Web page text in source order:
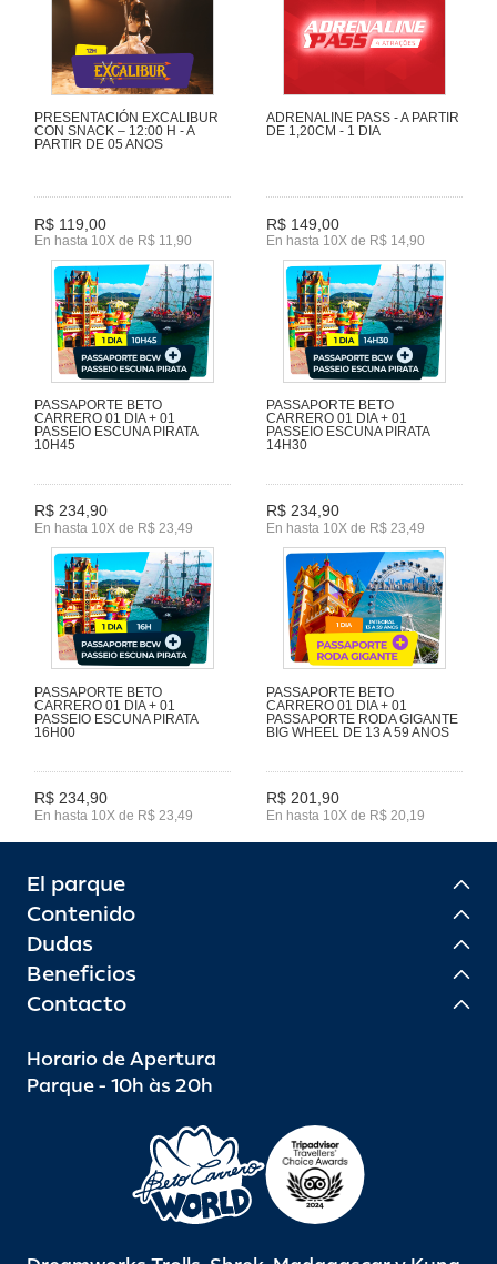
PRESENTACIÓN EXCALIBUR
CON SNACK – 12:00 H - A
PARTIR DE 05 ANOS
R$ 119,00
En hasta 10X de R$ 11,90
ADRENALINE PASS - A PARTIR
DE 1,20CM - 1 DIA
R$ 149,00
En hasta 10X de R$ 14,90
PASSAPORTE BETO
CARRERO 01 DIA + 01
PASSEIO ESCUNA PIRATA
10H45
R$ 234,90
En hasta 10X de R$ 23,49
PASSAPORTE BETO
CARRERO 01 DIA + 01
PASSEIO ESCUNA PIRATA
14H30
R$ 234,90
En hasta 10X de R$ 23,49
PASSAPORTE BETO
CARRERO 01 DIA + 01
PASSEIO ESCUNA PIRATA
16H00
R$ 234,90
En hasta 10X de R$ 23,49
PASSAPORTE BETO
CARRERO 01 DIA + 01
PASSAPORTE RODA GIGANTE
BIG WHEEL DE 13 A 59 ANOS
R$ 201,90
En hasta 10X de R$ 20,19
El parque
Contenido
Dudas
Beneficios
Contacto
Horario de Apertura
Parque - 10h às 20h